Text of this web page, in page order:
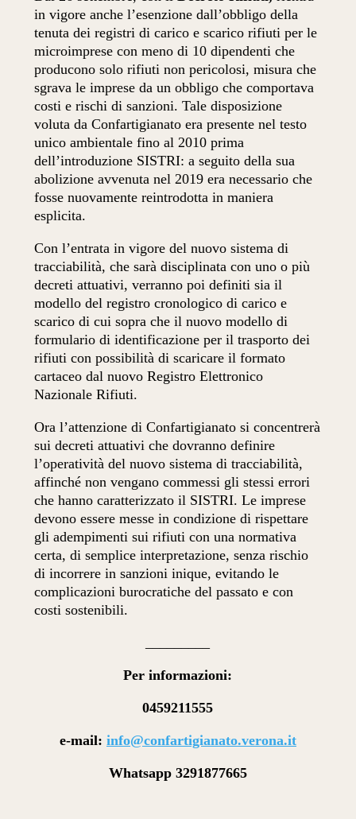
in vigore anche l’esenzione dall’obbligo della
tenuta dei registri di carico e scarico rifiuti per le
microimprese con meno di 10 dipendenti che
producono solo rifiuti non pericolosi, misura che
sgrava le imprese da un obbligo che comportava
costi e rischi di sanzioni. Tale disposizione
voluta da Confartigianato era presente nel testo
unico ambientale fino al 2010 prima
dell’introduzione SISTRI: a seguito della sua
abolizione avvenuta nel 2019 era necessario che
fosse nuovamente reintrodotta in maniera
esplicita.
Con l’entrata in vigore del nuovo sistema di
tracciabilità, che sarà disciplinata con uno o più
decreti attuativi, verranno poi definiti sia il
modello del registro cronologico di carico e
scarico di cui sopra che il nuovo modello di
formulario di identificazione per il trasporto dei
rifiuti con possibilità di scaricare il formato
cartaceo dal nuovo Registro Elettronico
Nazionale Rifiuti.
Ora l’attenzione di Confartigianato si concentrerà
sui decreti attuativi che dovranno definire
l’operatività del nuovo sistema di tracciabilità,
affinché non vengano commessi gli stessi errori
che hanno caratterizzato il SISTRI. Le imprese
devono essere messe in condizione di rispettare
gli adempimenti sui rifiuti con una normativa
certa, di semplice interpretazione, senza rischio
di incorrere in sanzioni inique, evitando le
complicazioni burocratiche del passato e con
costi sostenibili.
Per informazioni:
0459211555
e-mail: info@confartigianato.verona.it
Whatsapp 3291877665